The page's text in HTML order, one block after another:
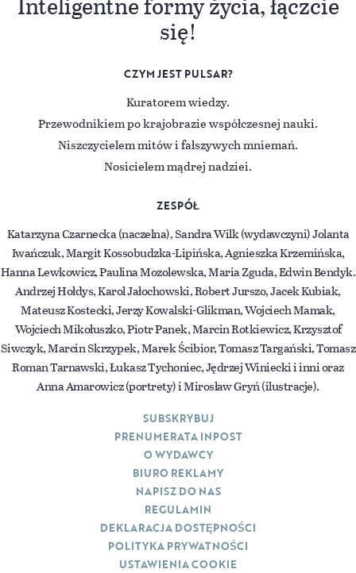
się!
CZYM JEST PULSAR?
Kuratorem wiedzy.
Przewodnikiem po krajobrazie współczesnej nauki.
Niszczycielem mitów i fałszywych mniemań.
Nosicielem mądrej nadziei.
ZESPÓŁ
Katarzyna Czarnecka (naczelna), Sandra Wilk (wydawczyni) Jolanta
Iwańczuk, Margit Kossobudzka-Lipińska, Agnieszka Krzemińska,
Hanna Lewkowicz, Paulina Mozolewska, Maria Zguda, Edwin Bendyk.
Andrzej Hołdys, Karol Jałochowski, Robert Jurszo, Jacek Kubiak,
Mateusz Kostecki, Jerzy Kowalski-Glikman, Wojciech Mamak,
Wojciech Mikołuszko, Piotr Panek, Marcin Rotkiewicz, Krzysztof
Siwczyk, Marcin Skrzypek, Marek Ścibior, Tomasz Targański, Tomasz
Roman Tarnawski, Łukasz Tychoniec, Jędrzej Winiecki i inni oraz
Anna Amarowicz (portrety) i Mirosław Gryń (ilustracje).
SUBSKRYBUJ
PRENUMERATA INPOST
O WYDAWCY
BIURO REKLAMY
NAPISZ DO NAS
REGULAMIN
DEKLARACJA DOSTĘPNOŚCI
POLITYKA PRYWATNOŚCI
USTAWIENIA COOKIE